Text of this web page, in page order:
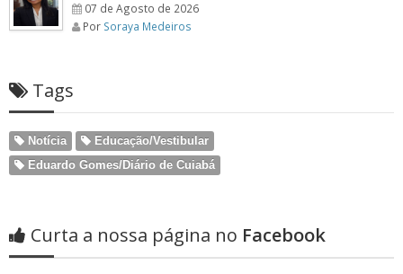
07 de Agosto de 2026
Por Soraya Medeiros
Tags
Notícia
Educação/Vestibular
Eduardo Gomes/Diário de Cuiabá
Curta a nossa página no Facebook